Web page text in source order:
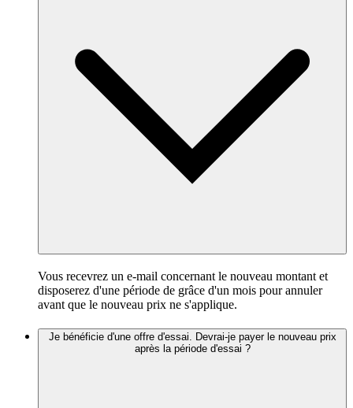
Vous recevrez un e-mail concernant le nouveau montant et
disposerez d'une période de grâce d'un mois pour annuler
avant que le nouveau prix ne s'applique.
Je bénéficie d'une offre d'essai. Devrai-je payer le nouveau prix
après la période d'essai ?